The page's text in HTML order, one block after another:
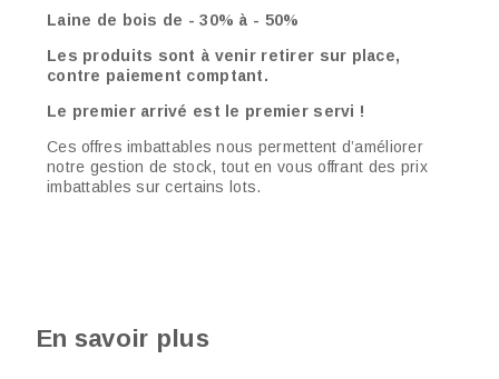
Laine de bois de - 30% à - 50%
Les produits sont à venir retirer sur place,
contre paiement comptant.
Le premier arrivé est le premier servi !
Ces offres imbattables nous permettent d’améliorer
notre gestion de stock, tout en vous offrant des prix
imbattables sur certains lots.
En savoir plus